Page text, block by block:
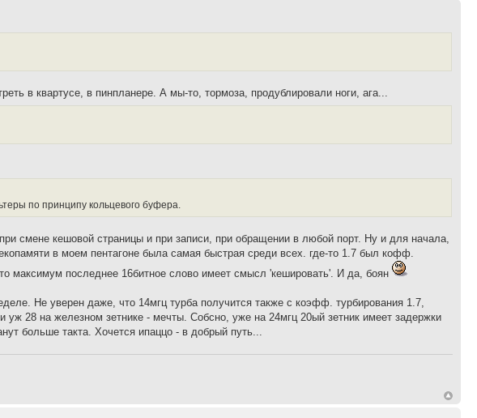
в квартусе, в пинпланере. А мы-то, тормоза, продублировали ноги, ага...
по принципу кольцевого буфера.
смене кешовой страницы и при записи, при обращении в любой порт. Ну и для начала,
в моем пентагоне была самая быстрая среди всех. где-то 1.7 был кофф.
максимум последнее 16битное слово имеет смысл 'кешировать'. И да, боян
Не уверен даже, что 14мгц турба получится также с коэфф. турбирования 1.7,
уж 28 на железном зетнике - мечты. Собсно, уже на 24мгц 20ый зетник имеет задержки
больше такта. Хочется ипаццо - в добрый путь...